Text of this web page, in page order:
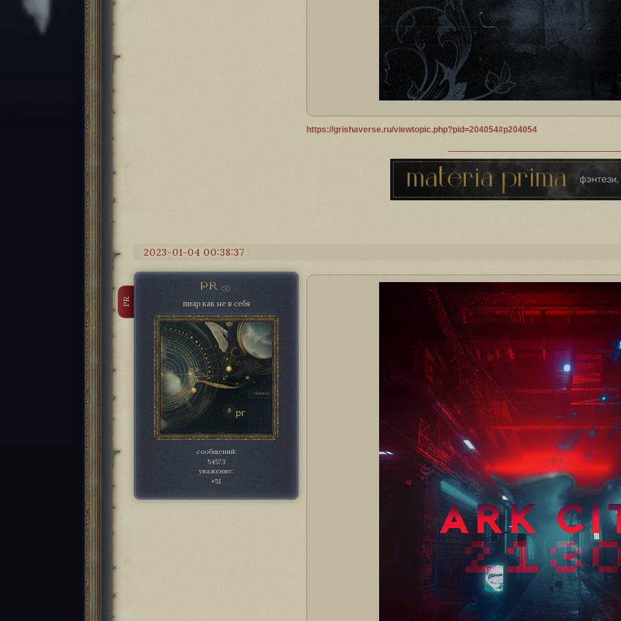
https://grishaverse.ru/viewtopic.php?pid=204054#p204054
2023-01-04 00:38:37
PR
PR пиар как не в себя
сообщений:
54573
уважение:
+51